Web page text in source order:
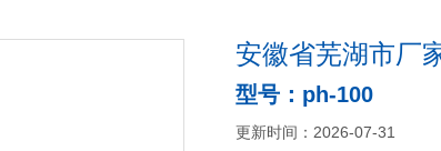
安徽省芜湖市厂
型号：ph-100
更新时间：2026-07-31